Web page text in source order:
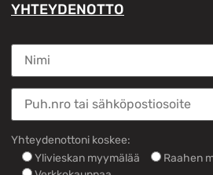
YHTEYDENOTTO
Yhteydenottoni koskee:
Ylivieskan myymälää
Raahen